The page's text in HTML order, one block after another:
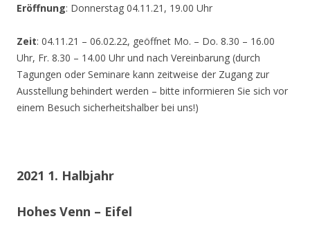
Eröffnung: Donnerstag 04.11.21, 19.00 Uhr
Zeit: 04.11.21 – 06.02.22, geöffnet Mo. – Do. 8.30 – 16.00
Uhr, Fr. 8.30 – 14.00 Uhr und nach Vereinbarung (durch
Tagungen oder Seminare kann zeitweise der Zugang zur
Ausstellung behindert werden – bitte informieren Sie sich vor
einem Besuch sicherheitshalber bei uns!)
2021 1. Halbjahr
Hohes Venn – Eifel